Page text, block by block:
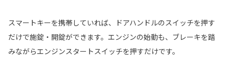
スマートキーを携帯していれば、ドアハンドルのスイッチを押す
だけで施錠・開錠ができます。エンジンの始動も、ブレーキを踏
みながらエンジンスタートスイッチを押すだけです。